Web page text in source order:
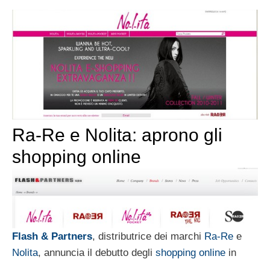
Ra-Re e Nolita: aprono gli
shopping online
Flash & Partners, distributrice dei marchi Ra-Re e
Nolita, annuncia il debutto degli shopping online in